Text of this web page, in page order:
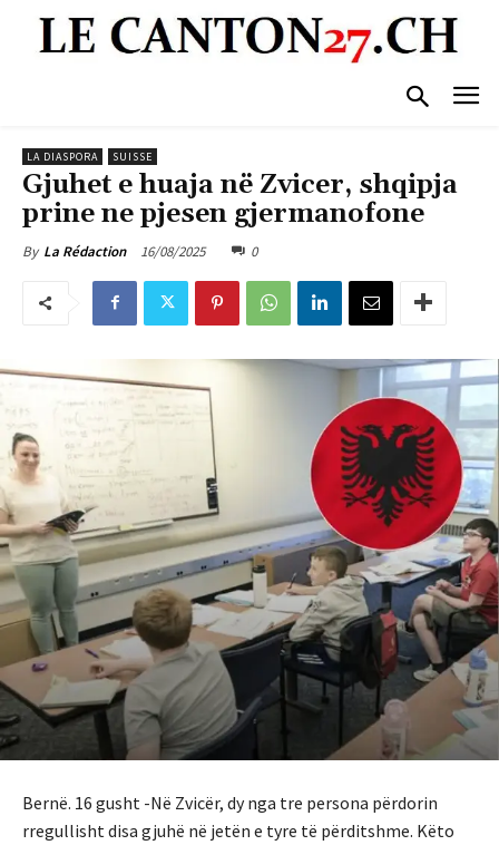
LA DIASPORA SUISSE
Gjuhet e huaja në Zvicer, shqipja
prine ne pjesen gjermanofone
By La Rédaction 16/08/2025 0
Bernë. 16 gusht -Në Zvicër, dy nga tre persona përdorin
rregullisht disa gjuhë në jetën e tyre të përditshme. Këto